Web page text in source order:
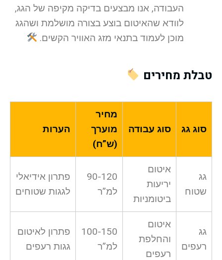
העבודה, אנו מבצעים בדיקה מקיפה של הגג,
לוודא שהאיטום בוצע בצורה מושלמת ושהגג
מוכן לעמוד בתנאי מזג האוויר הקשים.
טבלת מחירים
סוג גג סוג עבודה
מחיר
מוערך
(ש”ח)
הערות
גג
שטוח
איטום
יריעות
ביטומניות
90-120
למ”ר
פתרון אידיאלי
לגגות שטוחים
גג
רעפים
איטום
והחלפת
רעפים
100-150
למ”ר
פתרון לאיטום
גגות רעפים